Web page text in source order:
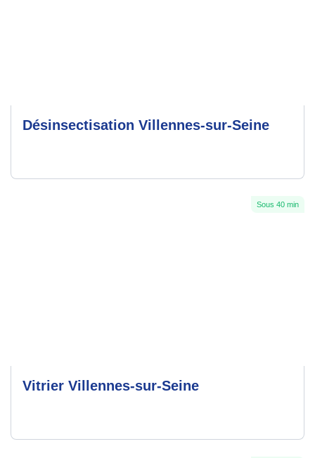
Désinsectisation Villennes-sur-Seine
Sous 40 min
Vitrier Villennes-sur-Seine